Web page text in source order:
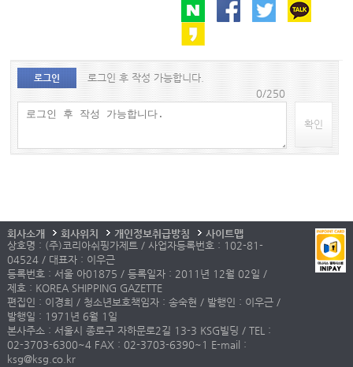
로그인
로그인 후 작성 가능합니다.
0/250
확인
회사소개 회사위치 개인정보취급방침
사이트맵
상호명 : (주)코리아쉬핑가제트 / 사업자등록번호 : 102-81-
04524 / 대표자 : 이우근
등록번호 : 서울 아01875 / 등록일자 : 2011년 12월 02일 /
제호 : KOREA SHIPPING GAZETTE
편집인 : 이경희 / 청소년보호책임자 : 송숙현 / 발행인 : 이우근 /
발행일 : 1971년 6월 1일
본사주소 : 서울시 종로구 자하문로2길 13-3 KSG빌딩 / TEL :
02-3703-6300~4 FAX : 02-3703-6390~1 E-mail :
ksg@ksg.co.kr